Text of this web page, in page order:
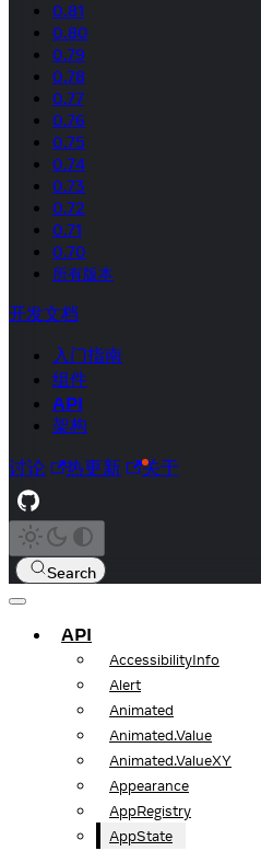
0.81
0.80
0.79
0.78
0.77
0.76
0.75
0.74
0.73
0.72
0.71
0.70
所有版本
开发文档
入门指南
组件
API
架构
讨论 热更新 关于
Search
API
AccessibilityInfo
Alert
Animated
Animated.Value
Animated.ValueXY
Appearance
AppRegistry
AppState